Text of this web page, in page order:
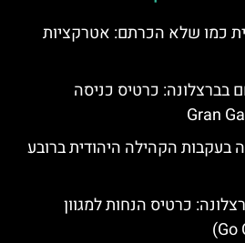
כמו שלא הכרתם: אטרקציות
בברצלונה: כרטיס כניסה
בעקבות הקהילה היהודית ברובע
כרטיס הנחות למגוון